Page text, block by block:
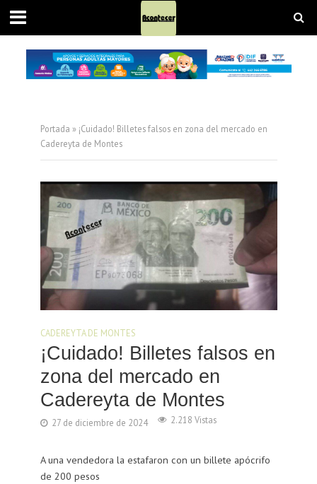
Portada » ¡Cuidado! Billetes falsos en zona del mercado en
Cadereyta de Montes
CADEREYTA DE MONTES
¡Cuidado! Billetes falsos en
zona del mercado en
Cadereyta de Montes
27 de diciembre de 2024 2.218 Vistas
A una vendedora la estafaron con un billete apócrifo
de 200 pesos